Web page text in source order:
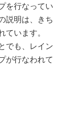
を行なってい
説明は、きち
ています。
でも、レイン
が行なわれて